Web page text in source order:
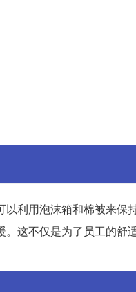
利用泡沫箱和棉被来保
这不仅是为了员工的舒